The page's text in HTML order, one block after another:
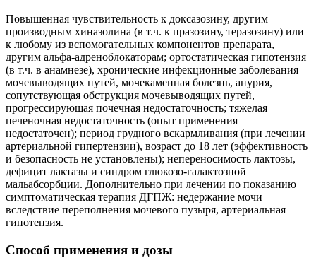
Повышенная чувствительность к доксазозину, другим
производным хиназолина (в т.ч. к празозину, теразозину) или
к любому из вспомогательных компонентов препарата,
другим альфа-адреноблокаторам; ортостатическая гипотензия
(в т.ч. в анамнезе), хронические инфекционные заболевания
мочевыводящих путей, мочекаменная болезнь, анурия,
сопутствующая обструкция мочевыводящих путей,
прогрессирующая почечная недостаточность; тяжелая
печеночная недостаточность (опыт применения
недостаточен); период грудного вскармливания (при лечении
артериальной гипертензии), возраст до 18 лет (эффективность
и безопасность не установлены); непереносимость лактозы,
дефицит лактазы и синдром глюкозо-галактозной
мальабсорбции. Дополнительно при лечении по показанию
симптоматическая терапия ДГПЖ: недержание мочи
вследствие переполнения мочевого пузыря, артериальная
гипотензия.
Способ применения и дозы